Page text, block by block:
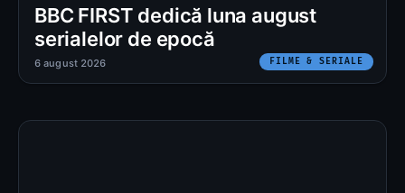
BBC FIRST dedică luna august
serialelor de epocă
FILME & SERIALE
6 august 2026